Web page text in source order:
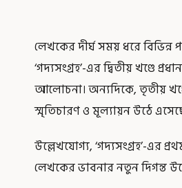
লেখকের দীর্ঘ সময় ধরে বিভিন্ন
‘গদ্যসংগ্রহ’-এর দ্বিতীয় খণ্ডে
আলোচনা। অন্যদিকে, তৃতীয় খণ্ডে
স্মৃতিচারণ ও মূল্যায়ন উঠে
উল্লেখযোগ্য, ‘গদ্যসংগ্রহ’-এর
লেখকের ভাবনার নতুন দিগন্ত